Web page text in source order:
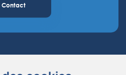
Contact